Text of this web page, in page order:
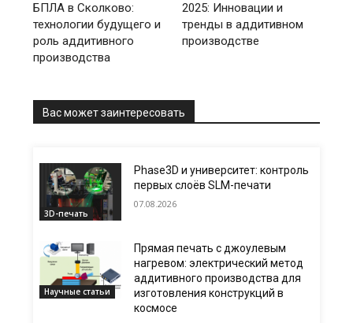
БПЛА в Сколково:
технологии будущего и
роль аддитивного
производства
2025: Инновации и
тренды в аддитивном
производстве
Вас может заинтересовать
3D-печать
Phase3D и университет: контроль
первых слоёв SLM-печати
07.08.2026
Научные статьи
Прямая печать с джоулевым
нагревом: электрический метод
аддитивного производства для
изготовления конструкций в
космосе